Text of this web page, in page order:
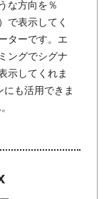
な方向を％
で表示してく
ターです。エ
ングでシグナ
示してくれま
も活用できま